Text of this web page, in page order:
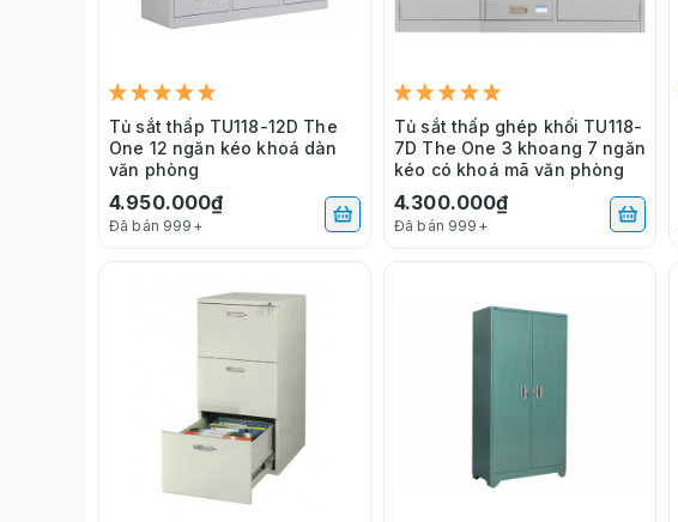
Tủ sắt thấp TU118-12D The
One 12 ngăn kéo khoá dàn
văn phòng
4.950.000₫
Đã bán 999+
Tủ sắt thấp ghép khối TU118-
7D The One 3 khoang 7 ngăn
kéo có khoá mã văn phòng
4.300.000₫
Đã bán 999+